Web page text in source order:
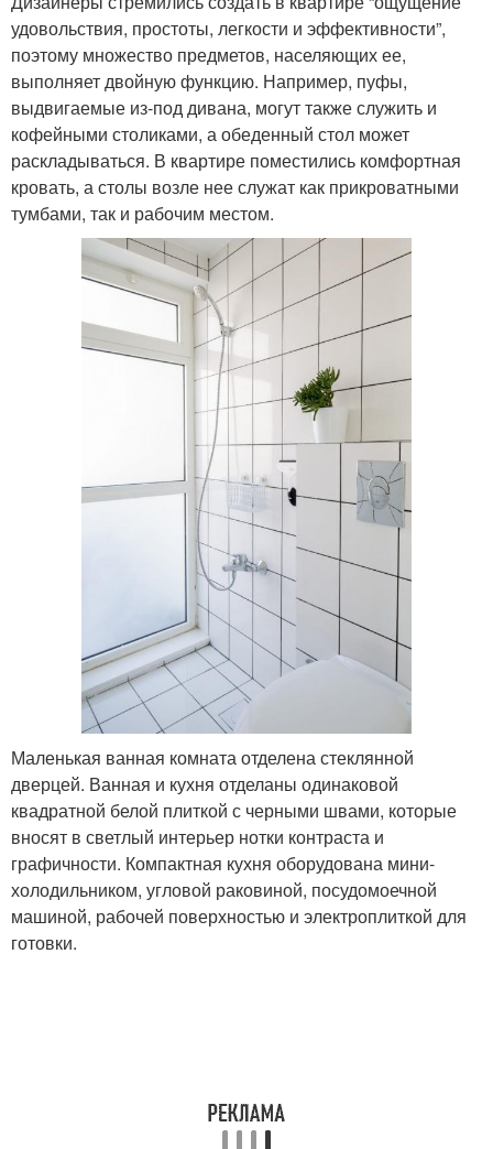
удовольствия, простоты, легкости и эффективности”,
поэтому множество предметов, населяющих ее,
выполняет двойную функцию. Например, пуфы,
выдвигаемые из-под дивана, могут также служить и
кофейными столиками, а обеденный стол может
раскладываться. В квартире поместились комфортная
кровать, а столы возле нее служат как прикроватными
тумбами, так и рабочим местом.
Маленькая ванная комната отделена стеклянной
дверцей. Ванная и кухня отделаны одинаковой
квадратной белой плиткой с черными швами, которые
вносят в светлый интерьер нотки контраста и
графичности. Компактная кухня оборудована мини-
холодильником, угловой раковиной, посудомоечной
машиной, рабочей поверхностью и электроплиткой для
готовки.